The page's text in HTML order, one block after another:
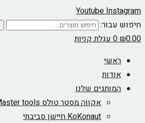
YoutubeInstagram
חיפוש עבור:
₪0.00
0עגלת קניות
ראשי
אודות
המותגים שלנו
אקווה מסטר טולס Aqua Master tools
KoKonaut חיישן סביבתי